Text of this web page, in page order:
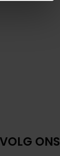
om ons
VOLG ONS